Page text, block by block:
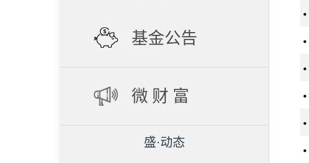
基金公告
微 财 富
盛·动态